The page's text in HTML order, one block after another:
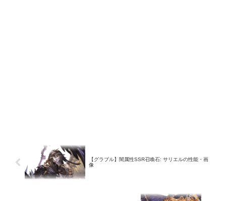
【グラブル】闇属性SSR召喚石: サリエルの性能・画
像